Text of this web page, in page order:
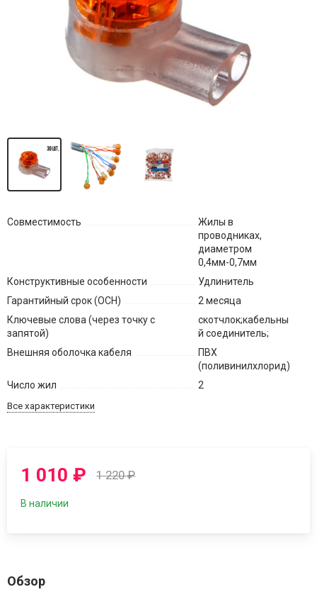
Совместимость
Жилы в
проводниках,
диаметром
0,4мм-0,7мм
Конструктивные особенности
Удлинитель
Гарантийный срок (ОСН)
2 месяца
Ключевые слова (через точку с
запятой)
скотчлок;кабельны
й соединитель;
Внешняя оболочка кабеля
ПВХ
(поливинилхлорид)
Число жил
2
Все характеристики
1 010₽ 1 220₽
В наличии
Обзор